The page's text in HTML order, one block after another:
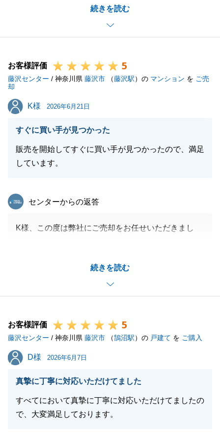
続きを読む
かいご理解を得られた賜物と、心より感謝しておりま
今後も不動産に関することで、何かございましたら、
お客様評価 5
藤沢センター / 神奈川県 藤沢市 （藤沢駅）の マンション を ご売
却
K様
K様 2026年6月21日
すぐに買い手が見つかった
販売を開始してすぐに買い手が見つかったので、満足
しています。
続きを読む
東急リバブル
センターからの返答
K様、この度は弊社にご売却をお任せいただきまし
ード感のある売却活動でしたが、
多大なるご協力をいただきましたこと感謝申し上げま
す。
つでもお気軽にご連絡いただけましたら幸いです。
引き続き、何卒よろしくお願い申し上げます。
閉じる
お客様評価 5
藤沢センター / 神奈川県 藤沢市 （鵠沼駅）の 戸建て を ご購入
D様
D様 2026年6月7日
真摯に丁寧に対応いただけてました
すべてにおいて真摯に丁寧に対応いただけてましたの
で、大変満足しております。